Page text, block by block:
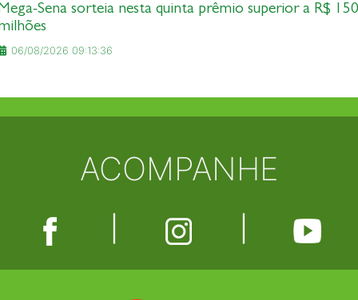
Sena sorteia nesta quinta prêmio superior a R$ 150
06/08/2026 09:13:36
ACOMPANHE